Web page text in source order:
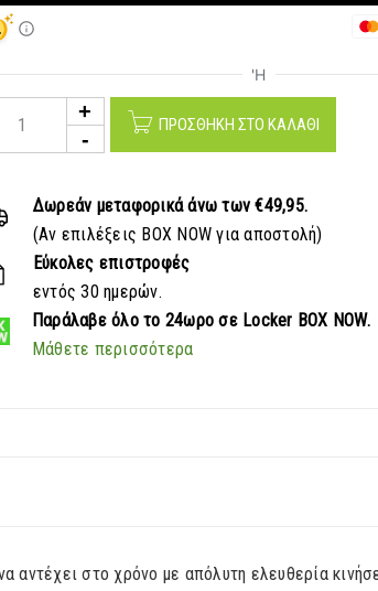
ΠΡΟΣΘΉΚΗ ΣΤΟ ΚΑΛΆΘΙ
Δωρεάν μεταφορικάάνω των €49,95.
(Αν επιλέξεις BOX NOW για αποστολή)
Εύκολες επιστροφές
εντός 30 ημερών.
Παράλαβεόλο το 24ωρο σε Locker BOX NOW.
Μάθετε περισσότερα
στο χρόνο με απόλυτη ελευθερία